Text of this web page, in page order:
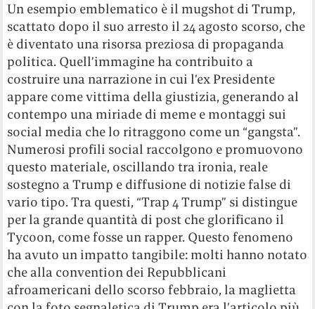
Un esempio emblematico è il mugshot di Trump,
scattato dopo il suo arresto il 24 agosto scorso, che
è diventato una risorsa preziosa di propaganda
politica. Quell’immagine ha contribuito a
costruire una narrazione in cui l’ex Presidente
appare come vittima della giustizia, generando al
contempo una miriade di meme e montaggi sui
social media che lo ritraggono come un “gangsta”.
Numerosi profili social raccolgono e promuovono
questo materiale, oscillando tra ironia, reale
sostegno a Trump e diffusione di notizie false di
vario tipo. Tra questi, “Trap 4 Trump” si distingue
per la grande quantità di post che glorificano il
Tycoon, come fosse un rapper. Questo fenomeno
ha avuto un impatto tangibile: molti hanno notato
che alla convention dei Repubblicani
afroamericani dello scorso febbraio, la maglietta